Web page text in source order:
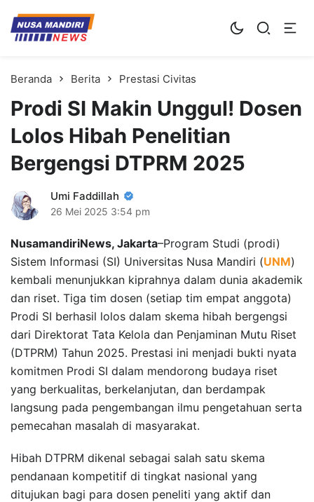
Kampus Digital Bisnis
Universitas Nusa Mandiri
Beranda Berita Prestasi Civitas
Prodi SI Makin Unggul! Dosen
Lolos Hibah Penelitian
Bergengsi DTPRM 2025
Umi Faddillah
26 Mei 2025 3:54 pm
NusamandiriNews, Jakarta–Program Studi (prodi)
Sistem Informasi (SI) Universitas Nusa Mandiri (UNM)
kembali menunjukkan kiprahnya dalam dunia akademik
dan riset. Tiga tim dosen (setiap tim empat anggota)
Prodi SI berhasil lolos dalam skema hibah bergengsi
dari Direktorat Tata Kelola dan Penjaminan Mutu Riset
(DTPRM) Tahun 2025. Prestasi ini menjadi bukti nyata
komitmen Prodi SI dalam mendorong budaya riset
yang berkualitas, berkelanjutan, dan berdampak
langsung pada pengembangan ilmu pengetahuan serta
pemecahan masalah di masyarakat.
Hibah DTPRM dikenal sebagai salah satu skema
pendanaan kompetitif di tingkat nasional yang
ditujukan bagi para dosen peneliti yang aktif dan